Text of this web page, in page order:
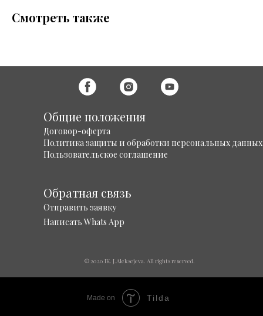
Смотреть также
Общие положения
Договор-оферта
Политика защиты и обработки персональных данных
Пользовательское соглашение
Обратная связь
Написать Whats App
Отправить заявку
© 2020 IK. J.Aleksejeva. All rights reserved.
Made on Tilda